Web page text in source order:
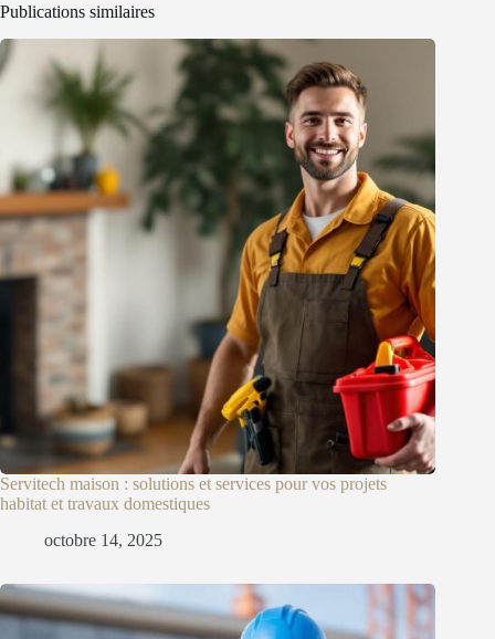
Publications similaires
Servitech maison : solutions et services pour vos projets
habitat et travaux domestiques
octobre 14, 2025